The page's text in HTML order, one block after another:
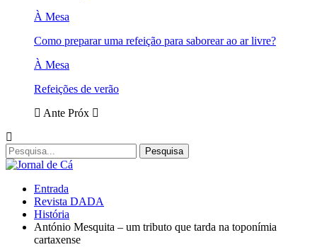
À Mesa
Como preparar uma refeição para saborear ao ar livre?
À Mesa
Refeições de verão
Ante Próx
Entrada
Revista DADA
História
António Mesquita – um tributo que tarda na toponímia
cartaxense